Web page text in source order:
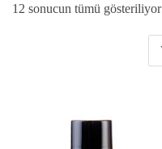
12 sonucun tümü gösteriliyor